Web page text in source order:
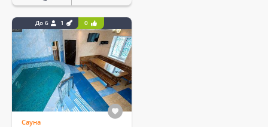
До 6 1 0
Сауна